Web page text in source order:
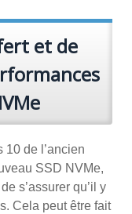
et de
de l’ancien
SSD NVMe,
s’assurer qu’il y
Cela peut être fait